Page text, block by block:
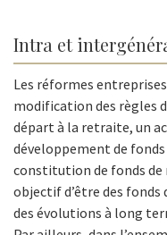
Intra et
Les réformes
modification des règles
départ à la retraite, un
développement de
constitution de fonds de
objectif d’être des fonds
des évolutions à long